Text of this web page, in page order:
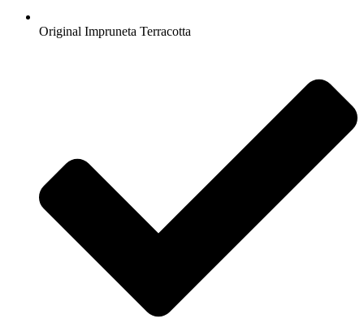
Original Impruneta Terracotta